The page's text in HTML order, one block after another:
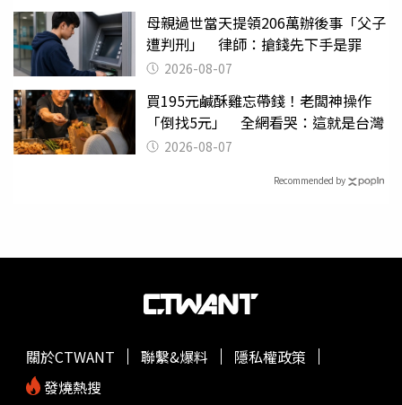
母親過世當天提領206萬辦後事「父子
遭判刑」 律師：搶錢先下手是罪
2026-08-07
買195元鹹酥雞忘帶錢！老闆神操作
「倒找5元」 全網看哭：這就是台灣
2026-08-07
Recommended by
關於CTWANT 聯繫&爆料
隱私權政策
發燒熱搜